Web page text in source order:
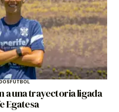
FÚTBOL
a una trayectoria ligada
Egatesa